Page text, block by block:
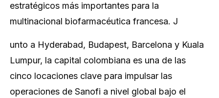
estratégicos más importantes para la
multinacional biofarmacéutica francesa. J
unto a Hyderabad, Budapest, Barcelona y Kuala
Lumpur, la capital colombiana es una de las
cinco locaciones clave para impulsar las
operaciones de Sanofi a nivel global bajo el